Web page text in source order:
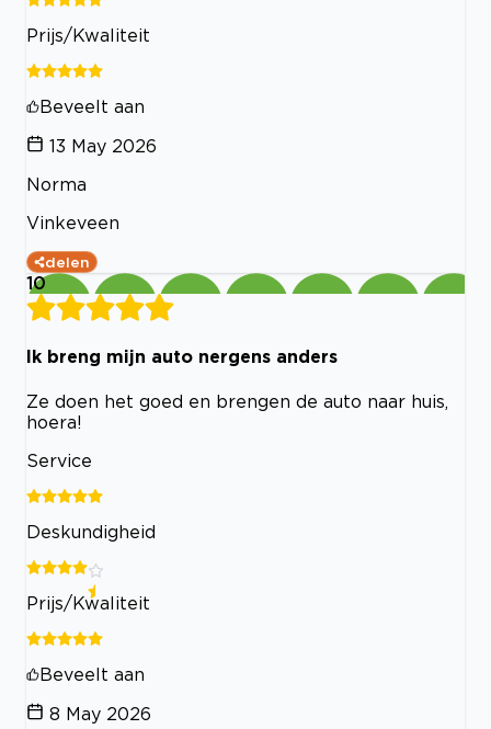
Prijs/Kwaliteit
Beveelt aan
13 May 2026
Norma
Vinkeveen
delen
10
Ik breng mijn auto nergens anders
Ze doen het goed en brengen de auto naar huis,
hoera!
Service
Deskundigheid
Prijs/Kwaliteit
Beveelt aan
8 May 2026